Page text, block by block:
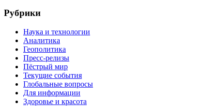
Рубрики
Наука и технологии
Аналитика
Геополитика
Пресс-релизы
Пёстрый мир
Текущие события
Глобальные вопросы
Для информации
Здоровье и красота